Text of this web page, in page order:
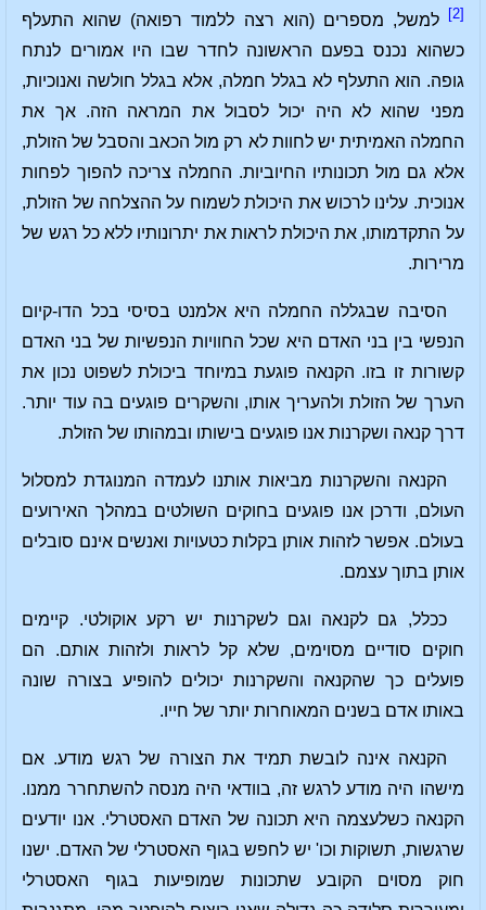
[2]
למשל, מספרים (הוא רצה ללמוד רפואה) שהוא התעלף
כשהוא נכנס בפעם הראשונה לחדר שבו היו אמורים לנתח
גופה. הוא התעלף לא בגלל חמלה, אלא בגלל חולשה ואנוכיות,
מפני שהוא לא היה יכול לסבול את המראה הזה. אך את
החמלה האמיתית יש לחוות לא רק מול הכאב והסבל של הזולת,
אלא גם מול תכונותיו החיוביות. החמלה צריכה להפוך לפחות
אנוכית. עלינו לרכוש את היכולת לשמוח על ההצלחה של הזולת,
על התקדמותו, את היכולת לראות את יתרונותיו ללא כל רגש של
מרירות.
הסיבה שבגללה החמלה היא אלמנט בסיסי בכל הדו-קיום
הנפשי בין בני האדם היא שכל החוויות הנפשיות של בני האדם
קשורות זו בזו. הקנאה פוגעת במיוחד ביכולת לשפוט נכון את
הערך של הזולת ולהעריך אותו, והשקרים פוגעים בה עוד יותר.
דרך קנאה ושקרנות אנו פוגעים בישותו ובמהותו של הזולת.
הקנאה והשקרנות מביאות אותנו לעמדה המנוגדת למסלול
העולם, ודרכן אנו פוגעים בחוקים השולטים במהלך האירועים
בעולם. אפשר לזהות אותן בקלות כטעויות ואנשים אינם סובלים
אותן בתוך עצמם.
ככלל, גם לקנאה וגם לשקרנות יש רקע אוקולטי. קיימים
חוקים סודיים מסוימים, שלא קל לראות ולזהות אותם. הם
פועלים כך שהקנאה והשקרנות יכולים להופיע בצורה שונה
באותו אדם בשנים המאוחרות יותר של חייו.
הקנאה אינה לובשת תמיד את הצורה של רגש מודע. אם
מישהו היה מודע לרגש זה, בוודאי היה מנסה להשתחרר ממנו.
הקנאה כשלעצמה היא תכונה של האדם האסטרלי. אנו יודעים
שרגשות, תשוקות וכו' יש לחפש בגוף האסטרלי של האדם. ישנו
חוק מסוים הקובע שתכונות שמופיעות בגוף האסטרלי